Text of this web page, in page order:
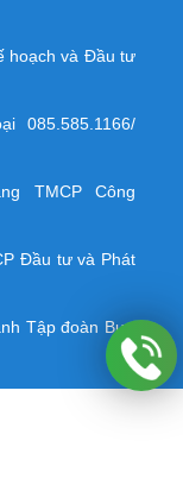
hoạch và Đầu tư
085.585.1166/
TMCP Công
Ðầu tư và Phát
Tập đoàn Bưu